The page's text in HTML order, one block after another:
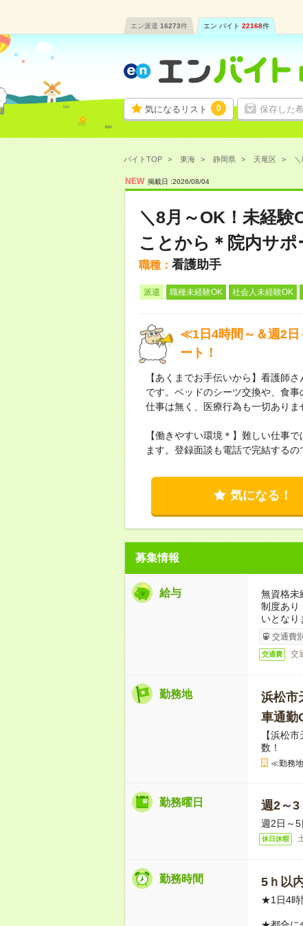
エン派遣 16273件 エン バイト 22168件
気になるリスト 0 保存した
バイトTOP 東海 静岡県 天竜区 ＼
NEW 掲載日 :2026/08/04
＼8月～OK！未経
ことから＊院内サポ
職種： 看護助手
派遣 職種未経験OK 社会人未経験OK
≪1日4時間～＆週2日
ート！
【あくまでお手伝いから】看護師
です。ベッドのシーツ交換や、食
仕事は無く、医療行為も一切あり
【働きやすい環境＊】難しい仕事
ます。登録面談も電話で完結する
気になる！
募集情報
給与
無資格
制度あり
いとなり
交通費
交通費 交
勤務地
浜松市
車通勤
【浜松
数！
≪勤務地
勤務曜日 週2～3
週2日～
休日休暇
勤務時間 5ｈ以
★1日4時